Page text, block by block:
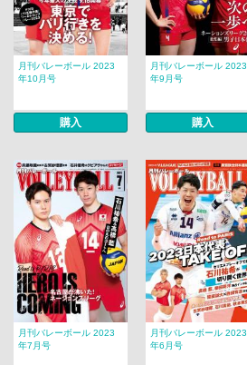
月刊バレーボール 2023
年10月号
購入
月刊バレーボール 2023
年9月号
購入
月刊バレーボール 2023
年7月号
月刊バレーボール 2023
年6月号